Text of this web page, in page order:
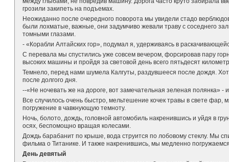
грозили закипеть на подъемах.
Неожиданно после очередного поворота мы увидели стадо
были лохматые, важные, они задумчиво жевали траву с соседнего
томными глазами.
- «Корабли Алтайских гор», подумал я, удерживаясь в
С перевала мы спустились уже совсем вечером, форсировав пару
высоких машины и пройдя за световой день всего пятьдесят
Темнело, перед нами шумела Калгуты, раздувшееся после дождя.
после долгого дня.
--«Не ночевать же на дороге, вот замечательная зеленая полянка» -
Все случилось очень быстро, мельтешение кочек травы в свете фар,
погружение в чавкнующую темноту.
Ночь, болото, дождь, головной автомобиль накренившись и уйдя в
осях, беспомощно вращая колесами.
Дождь барабанит по крыше, вода струится по лобовому стеклу. Мы
фильма о Титанике. И также накренившись, мы медленно
День девятый